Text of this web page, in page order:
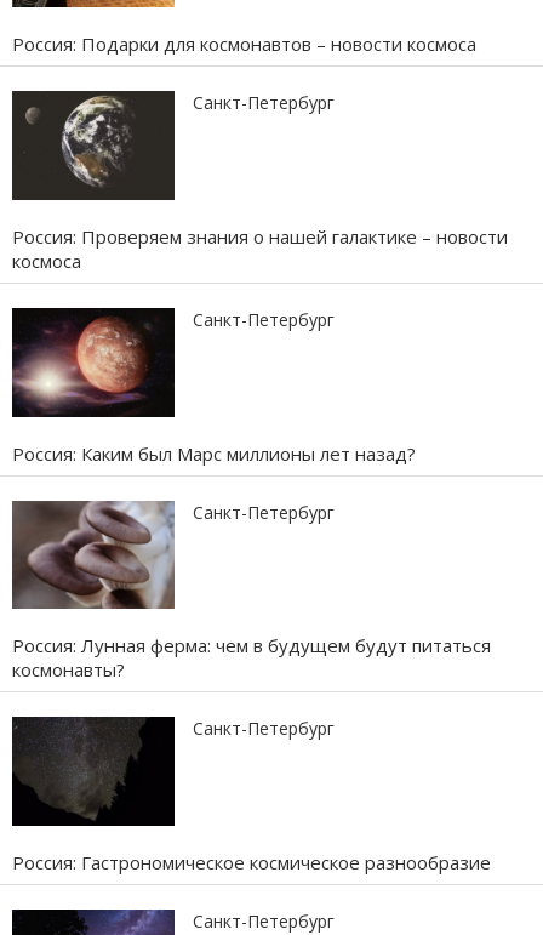
Россия: Подарки для космонавтов – новости космоса
Санкт-Петербург
Россия: Проверяем знания о нашей галактике – новости
космоса
Санкт-Петербург
Россия: Каким был Марс миллионы лет назад?
Санкт-Петербург
Россия: Лунная ферма: чем в будущем будут питаться
космонавты?
Санкт-Петербург
Россия: Гастрономическое космическое разнообразие
Санкт-Петербург